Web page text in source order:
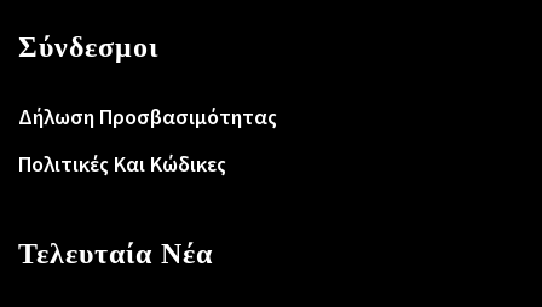
Σύνδεσμοι
Δήλωση Προσβασιμότητας
Πολιτικές Και Κώδικες
Τελευταία Νέα